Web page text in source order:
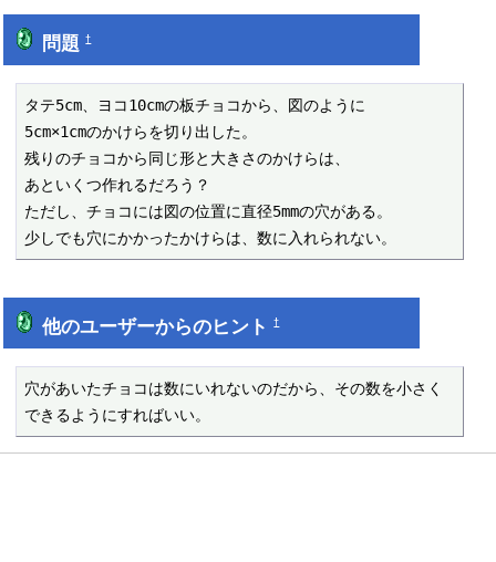
問題†
タテ5cm、ヨコ10cmの板チョコから、図のように
5cm×1cmのかけらを切り出した。
残りのチョコから同じ形と大きさのかけらは、
あといくつ作れるだろう？
ただし、チョコには図の位置に直径5mmの穴がある。
少しでも穴にかかったかけらは、数に入れられない。
他のユーザーからのヒント†
穴があいたチョコは数にいれないのだから、その数を小さく
できるようにすればいい。